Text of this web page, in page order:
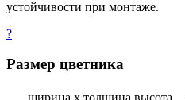
устойчивости при монтаже.
?
Размер цветника
ширина х толщина высота